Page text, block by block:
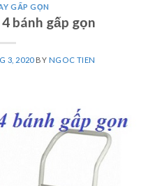
GẤP GỌN
bánh gấp gọn
3, 2020BY NGOC TIEN